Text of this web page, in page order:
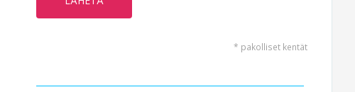
* pakolliset kentät